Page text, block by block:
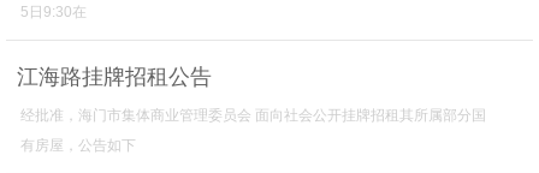
5日9:30在
江海路挂牌招租公告
经批准，海门市集体商业管理委员会 面向社会公开挂牌招租其所属部分国
有房屋，公告如下